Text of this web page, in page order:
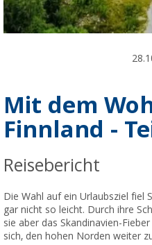
Mit dem
Finnland -
Reisebericht
Die Wahl auf ein Urlaubsziel fiel
gar nicht so leicht. Durch ihre
sie aber das Skandinavien-
sich, den hohen Norden weiter